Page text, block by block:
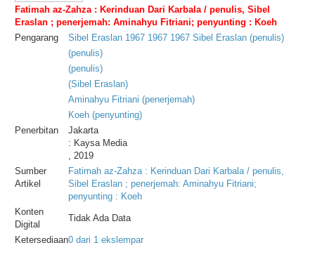
Fatimah az-Zahza : Kerinduan Dari Karbala / penulis, Sibel
Eraslan ; penerjemah: Aminahyu Fitriani; penyunting : Koeh
Pengarang
Sibel Eraslan 1967 1967 1967 Sibel Eraslan (penulis)
(penulis)
(penulis)
(Sibel Eraslan)
Aminahyu Fitriani (penerjemah)
Koeh (penyunting)
Penerbitan
Jakarta
: Kaysa Media
, 2019
Sumber
Artikel
Fatimah az-Zahza : Kerinduan Dari Karbala / penulis,
Sibel Eraslan ; penerjemah: Aminahyu Fitriani;
penyunting : Koeh
Konten
Digital
Tidak Ada Data
Ketersediaan0 dari 1 ekslempar